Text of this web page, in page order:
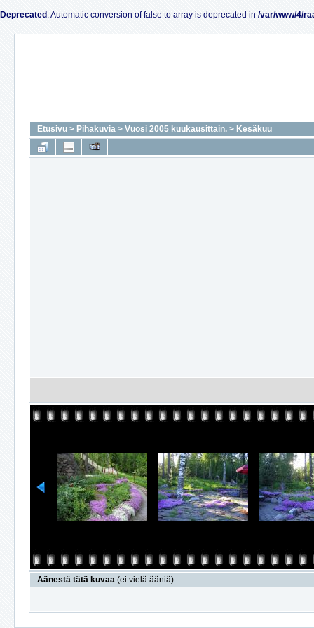
Deprecated : Automatic conversion of false to array is deprecated in /var/www/4/
Etusivu > Pihakuvia > Vuosi 2005 kuukausittain. > Kesäkuu
Äänestä tätä kuvaa (ei vielä ääniä)